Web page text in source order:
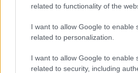
related to functionality of the
I want to allow Google to enable
related to personalization.
I want to allow Google to enable
related to security, including
HÍRLEVÉL
Feliratkozás a Telefonguru